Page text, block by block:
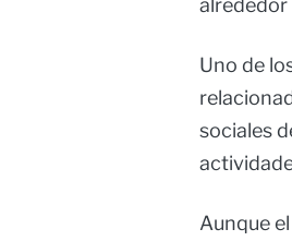
alrededor
Uno de
sociales
Aunque